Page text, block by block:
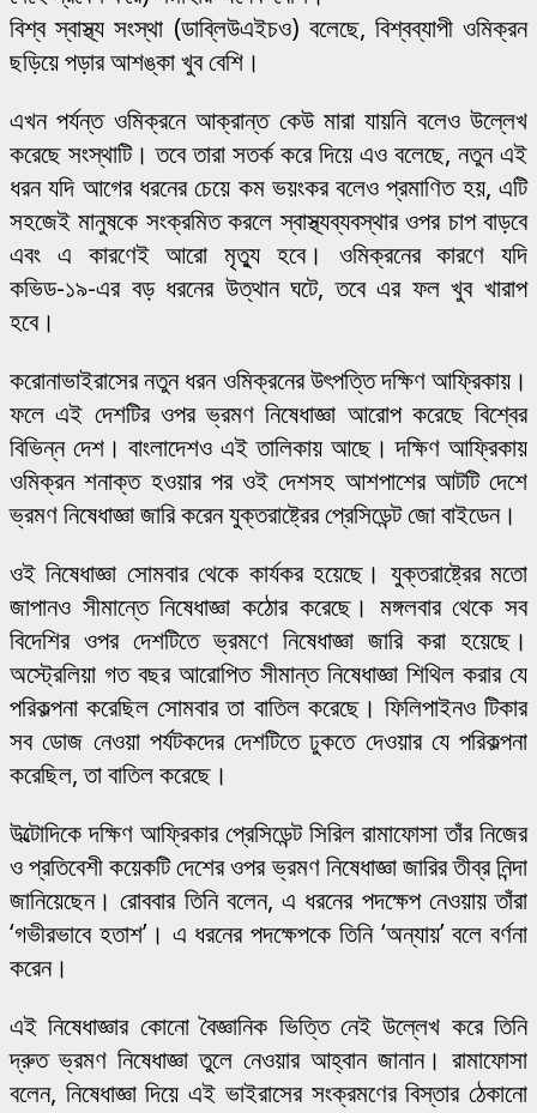
বিশ্ব স্বাস্থ্য সংস্থা (ডাব্লিউএইচও) বলেছে, বিশ্বব্যাপী ওমিক্রন
ছড়িয়ে পড়ার আশঙ্কা খুব বেশি।
এখন পর্যন্ত ওমিক্রনে আক্রান্ত কেউ মারা যায়নি বলেও উল্লেখ
করেছে সংস্থাটি। তবে তারা সতর্ক করে দিয়ে এও বলেছে, নতুন এই
ধরন যদি আগের ধরনের চেয়ে কম ভয়ংকর বলেও প্রমাণিত হয়, এটি
সহজেই মানুষকে সংক্রমিত করলে স্বাস্থ্যব্যবস্থার ওপর চাপ বাড়বে
এবং এ কারণেই আরো মৃত্যু হবে। ওমিক্রনের কারণে যদি
কভিড-১৯-এর বড় ধরনের উত্থান ঘটে, তবে এর ফল খুব খারাপ
হবে।
করোনাভাইরাসের নতুন ধরন ওমিক্রনের উৎপত্তি দক্ষিণ আফ্রিকায়।
ফলে এই দেশটির ওপর ভ্রমণ নিষেধাজ্ঞা আরোপ করেছে বিশ্বের
বিভিন্ন দেশ। বাংলাদেশও এই তালিকায় আছে। দক্ষিণ আফ্রিকায়
ওমিক্রন শনাক্ত হওয়ার পর ওই দেশসহ আশপাশের আটটি দেশে
ভ্রমণ নিষেধাজ্ঞা জারি করেন যুক্তরাষ্ট্রের প্রেসিডেন্ট জো বাইডেন।
ওই নিষেধাজ্ঞা সোমবার থেকে কার্যকর হয়েছে। যুক্তরাষ্ট্রের মতো
জাপানও সীমান্তে নিষেধাজ্ঞা কঠোর করেছে। মঙ্গলবার থেকে সব
বিদেশির ওপর দেশটিতে ভ্রমণে নিষেধাজ্ঞা জারি করা হয়েছে।
অস্ট্রেলিয়া গত বছর আরোপিত সীমান্ত নিষেধাজ্ঞা শিথিল করার যে
পরিকল্পনা করেছিল সোমবার তা বাতিল করেছে। ফিলিপাইনও টিকার
সব ডোজ নেওয়া পর্যটকদের দেশটিতে ঢুকতে দেওয়ার যে পরিকল্পনা
করেছিল, তা বাতিল করেছে।
উল্টোদিকে দক্ষিণ আফ্রিকার প্রেসিডেন্ট সিরিল রামাফোসা তাঁর নিজের
ও প্রতিবেশী কয়েকটি দেশের ওপর ভ্রমণ নিষেধাজ্ঞা জারির তীব্র নিন্দা
জানিয়েছেন। রোববার তিনি বলেন, এ ধরনের পদক্ষেপ নেওয়ায় তাঁরা
‘গভীরভাবে হতাশ’। এ ধরনের পদক্ষেপকে তিনি ‘অন্যায়’ বলে বর্ণনা
করেন।
এই নিষেধাজ্ঞার কোনো বৈজ্ঞানিক ভিত্তি নেই উল্লেখ করে তিনি
দ্রুত ভ্রমণ নিষেধাজ্ঞা তুলে নেওয়ার আহ্বান জানান। রামাফোসা
বলেন, নিষেধাজ্ঞা দিয়ে এই ভাইরাসের সংক্রমণের বিস্তার ঠেকানো